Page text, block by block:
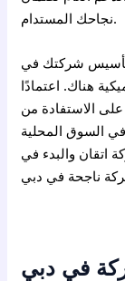
نجاحك المستدام.
شركتك في
هناك. اعتمادًا
الاستفادة من
السوق المحلية
اتقان والبدء في
في دبي